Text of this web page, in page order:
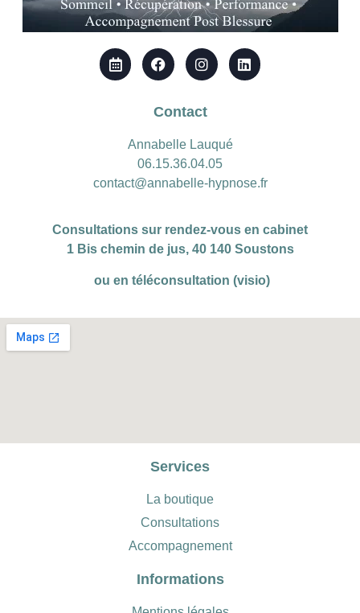
Contact
Annabelle Lauqué
06.15.36.04.05
contact@annabelle-hypnose.fr
Consultations sur rendez-vous en cabinet
1 Bis chemin de jus, 40 140 Soustons
ou en téléconsultation (visio)
Services
La boutique
Consultations
Accompagnement
Informations